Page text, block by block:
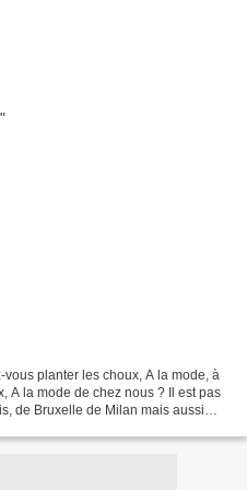
planter les choux, A la mode, à
A la mode de chez nous ? Il est pas
de Bruxelle de Milan mais aussi